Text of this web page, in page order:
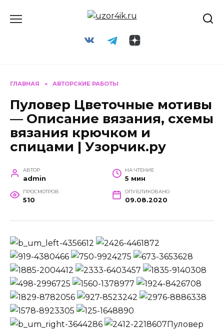
ГЛАВНАЯ » АВТОРСКИЕ РАБОТЫ
Пуловер Цветочные мотивы
— Описание вязания, схемы
вязания крючком и
спицами | Узорчик.ру
АВТОР
admin
НА ЧТЕНИЕ
5 мин
ПРОСМОТРОВ
510
ОПУБЛИКОВАНО
09.08.2020
Пуловер